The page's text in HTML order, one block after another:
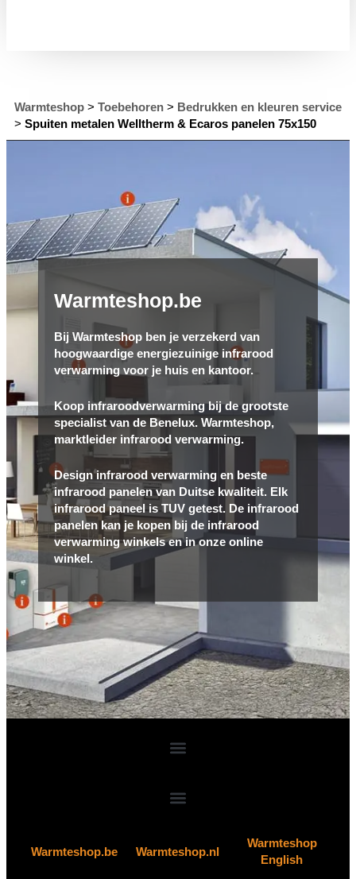
Warmteshop > Toebehoren > Bedrukken en kleuren service
> Spuiten metalen Welltherm & Ecaros panelen 75x150
Warmteshop.be
Bij Warmteshop ben je verzekerd van
hoogwaardige energiezuinige infrarood
verwarming voor je huis en kantoor.
Koop infraroodverwarming bij de grootste
specialist van de Benelux. Warmteshop,
marktleider infrarood verwarming.
Design infrarood verwarming en beste
infrarood panelen van Duitse kwaliteit. Elk
infrarood paneel is TUV getest. De infrarood
panelen kan je kopen bij de infrarood
verwarming winkels en in onze online
winkel.
Warmteshop.be Warmteshop.nl
Warmteshop
English